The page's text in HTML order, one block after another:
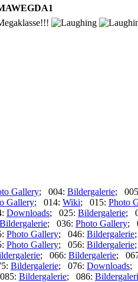
Gallery; 004: Bildergalerie;
Gallery; 014: Wiki; 015: Photo
Downloads; 025: Bildergalerie;
Bildergalerie; 036: Photo Gallery;
Photo Gallery; 046: Bildergalerie
Photo Gallery; 056: Bildergalerie
; 066: Bildergalerie;
Bildergalerie; 076: Downloads;
Bildergalerie; 086: